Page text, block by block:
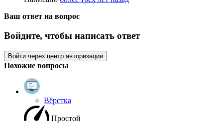
Ваш ответ на вопрос
Войдите, чтобы написать ответ
Войти через центр авторизации
Похожие вопросы
Вёрстка
Простой